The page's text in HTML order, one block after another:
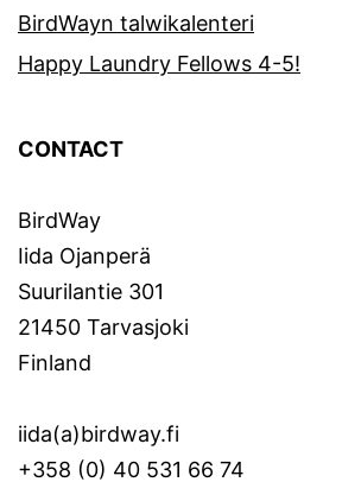
BirdWayn talwikalenteri
Happy Laundry Fellows 4-5!
CONTACT
BirdWay
Iida Ojanperä
Suurilantie 301
21450 Tarvasjoki
Finland
iida(a)birdway.fi
+358 (0) 40 531 66 74